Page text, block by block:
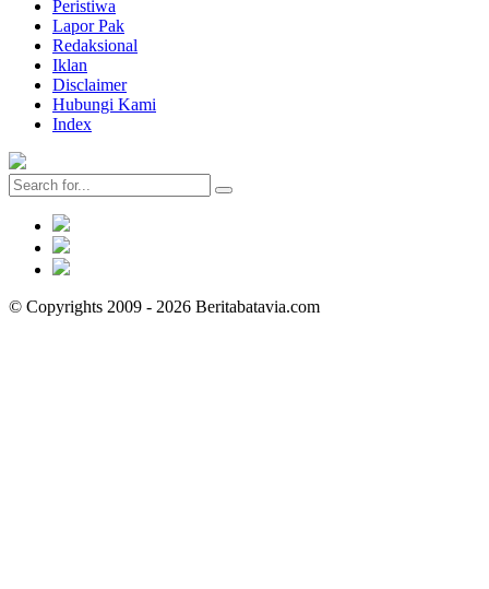
Peristiwa
Lapor Pak
Redaksional
Iklan
Disclaimer
Hubungi Kami
Index
© Copyrights 2009 - 2026 Beritabatavia.com